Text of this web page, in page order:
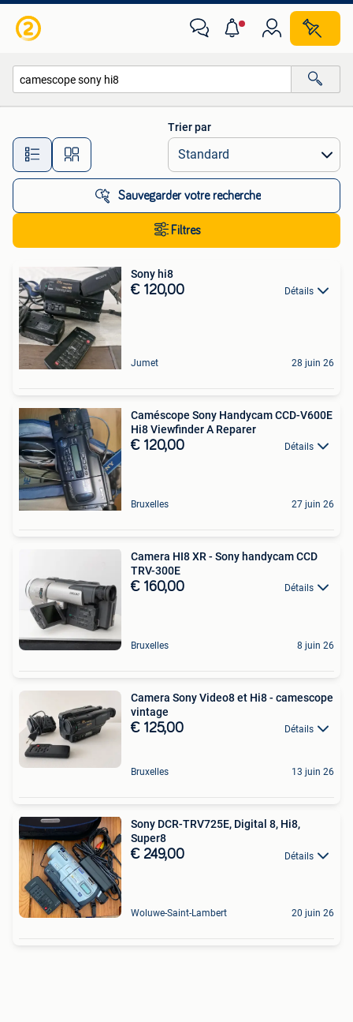
Toutes les distances…
Trier par
Sauvegarder votre recherche
Filtres
Sony hi8
€ 120,00 Détails
Jumet 28 juin 26
Caméscope Sony Handycam CCD-V600E
Hi8 Viewfinder A Reparer
€ 120,00 Détails
Bruxelles 27 juin 26
Camera HI8 XR - Sony handycam CCD
TRV-300E
€ 160,00 Détails
Bruxelles 8 juin 26
Camera Sony Video8 et Hi8 - camescope
vintage
€ 125,00 Détails
Bruxelles 13 juin 26
Sony DCR-TRV725E, Digital 8, Hi8,
Super8
€ 249,00 Détails
Woluwe-Saint-Lambert 20 juin 26